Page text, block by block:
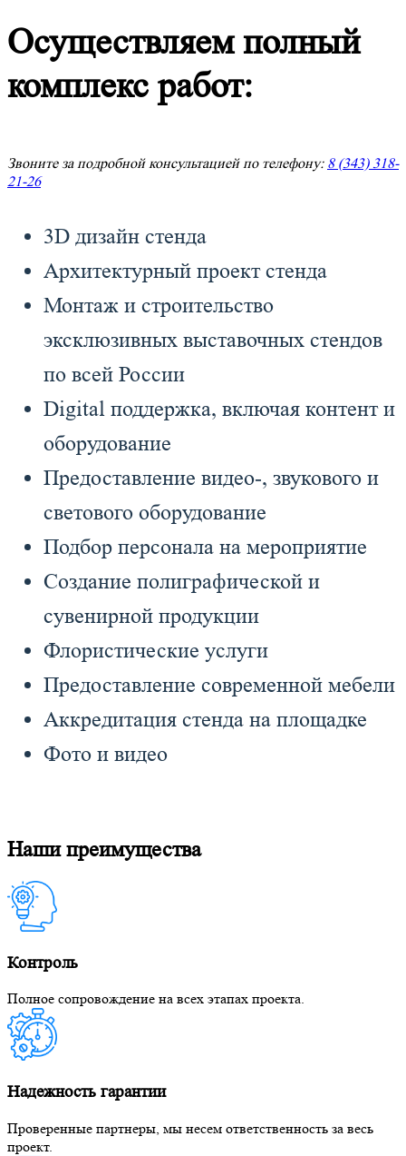
Осуществляем полный
комплекс работ:
Звоните за подробной консультацией по телефону: 8 (343) 318-
21-26
3D дизайн стенда
Архитектурный проект стенда
Монтаж и строительство
эксклюзивных выставочных стендов
по всей России
Digital поддержка, включая контент и
оборудование
Предоставление видео-, звукового и
светового оборудование
Подбор персонала на мероприятие
Создание полиграфической и
сувенирной продукции
Флористические услуги
Предоставление современной мебели
Аккредитация стенда на площадке
Фото и видео
Наши преимущества
Контроль
Полное сопровождение на всех этапах проекта.
Надежность гарантии
Проверенные партнеры, мы несем ответственность за весь
проект.